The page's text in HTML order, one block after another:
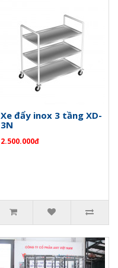
Xe đẩy inox 3 tầng XD-
3N
2.500.000đ